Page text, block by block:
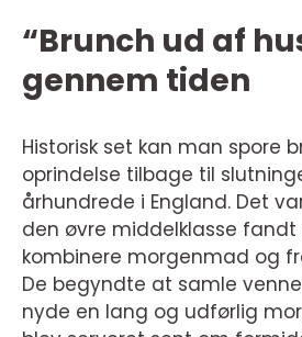
“Brunch ud af
gennem tiden
Historisk set kan man spore
oprindelse tilbage til
århundrede i England. Det
den øvre middelklasse
kombinere morgenmad og
De begyndte at samle
nyde en lang og udførlig